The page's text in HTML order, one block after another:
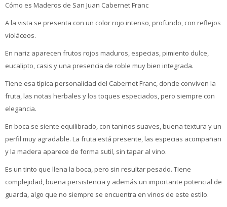
Cómo es Maderos de San Juan Cabernet Franc
A la vista se presenta con un color rojo intenso, profundo, con reflejos
violáceos.
En nariz aparecen frutos rojos maduros, especias, pimiento dulce,
eucalipto, casis y una presencia de roble muy bien integrada.
Tiene esa típica personalidad del Cabernet Franc, donde conviven la
fruta, las notas herbales y los toques especiados, pero siempre con
elegancia.
En boca se siente equilibrado, con taninos suaves, buena textura y un
perfil muy agradable. La fruta está presente, las especias acompañan
y la madera aparece de forma sutil, sin tapar al vino.
Es un tinto que llena la boca, pero sin resultar pesado. Tiene
complejidad, buena persistencia y además un importante potencial de
guarda, algo que no siempre se encuentra en vinos de este estilo.